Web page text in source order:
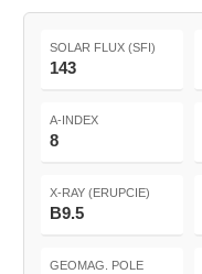
SOLAR FLUX (SFI)
143
A-INDEX
8
X-RAY (ERUPCIE)
B9.5
GEOMAG. POLE